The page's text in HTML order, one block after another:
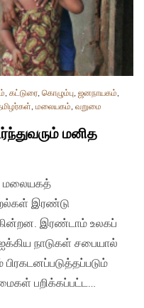
, கட்டுரை, கொழும்பு, ஜனநாயகம்,
, மலையகம், வறுமை
மனித
மலையகத்
இரண்டு
இரண்டாம் உலகப்
நாடுகள் சபையால்
பறிக்கப்பட்ட…